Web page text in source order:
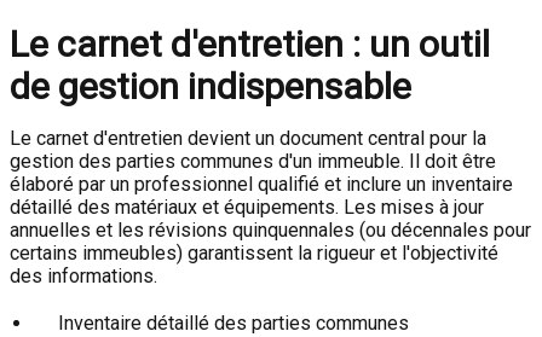
Le carnet d'entretien : un outil
de gestion indispensable
Le carnet d'entretien devient un document central pour la
gestion des parties communes d'un immeuble. Il doit être
élaboré par un professionnel qualifié et inclure un inventaire
détaillé des matériaux et équipements. Les mises à jour
annuelles et les révisions quinquennales (ou décennales pour
certains immeubles) garantissent la rigueur et l'objectivité
des informations.
Inventaire détaillé des parties communes